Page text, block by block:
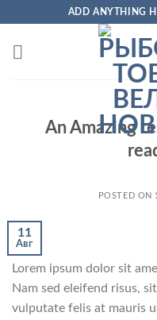
content
ADD ANYTHING
An Amazing
POSTED ON
11
Авг
Lorem ipsum dolor sit
Nam sed eleifend risus,
vulputate felis at mauris